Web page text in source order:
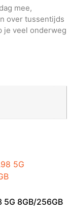
mee,
over tussentijds
je veel onderweg
5G 8GB/256GB